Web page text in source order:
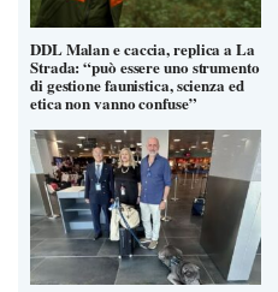
DDL Malan e caccia, replica a La
Strada: “può essere uno strumento
di gestione faunistica, scienza ed
etica non vanno confuse”